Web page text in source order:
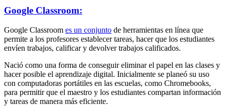
Google Classroom:
Google Classroom es un conjunto de herramientas en línea que
permite a los profesores establecer tareas, hacer que los estudiantes
envíen trabajos, calificar y devolver trabajos calificados.
Nació como una forma de conseguir eliminar el papel en las clases y
hacer posible el aprendizaje digital. Inicialmente se planeó su uso
con computadoras portátiles en las escuelas, como Chromebooks,
para permitir que el maestro y los estudiantes compartan información
y tareas de manera más eficiente.